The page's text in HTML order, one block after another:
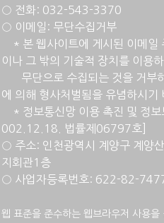
○ 전화: 032-543-3370
○ 이메일: 무단수집거부
* 본 웹사이트에 게시된 이메일
이나 그 밖의 기술적 장치를 이용하
무단으로 수집되는 것을 거부
에 의해 형사처벌됨을 유념하시기
* 정 보통신망 이용 촉진 및 정
002.12.18. 법률제06797호]
○ 주소: 인천광역시 계양구 계양
지회관1층
○ 사업자등록번호: 622-82-
웹 표준을 준수하는 웹브라우저 사용을